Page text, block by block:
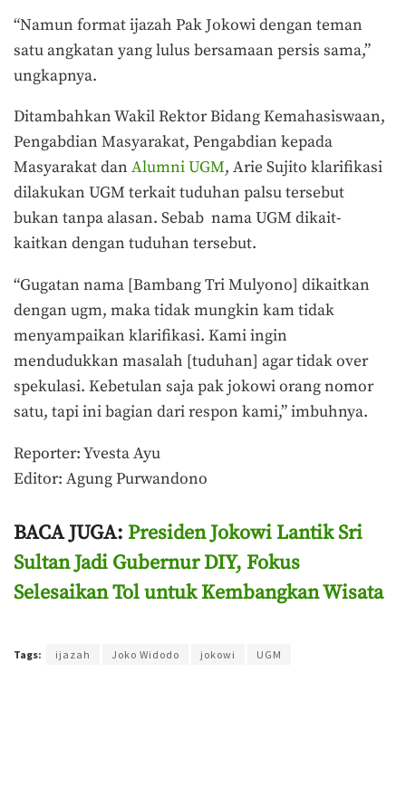
“Namun format ijazah Pak Jokowi dengan teman
satu angkatan yang lulus bersamaan persis sama,”
ungkapnya.
Ditambahkan Wakil Rektor Bidang Kemahasiswaan,
Pengabdian Masyarakat, Pengabdian kepada
Masyarakat dan Alumni UGM, Arie Sujito klarifikasi
dilakukan UGM terkait tuduhan palsu tersebut
bukan tanpa alasan. Sebab nama UGM dikait-
kaitkan dengan tuduhan tersebut.
“Gugatan nama [Bambang Tri Mulyono] dikaitkan
dengan ugm, maka tidak mungkin kam tidak
menyampaikan klarifikasi. Kami ingin
mendudukkan masalah [tuduhan] agar tidak over
spekulasi. Kebetulan saja pak jokowi orang nomor
satu, tapi ini bagian dari respon kami,” imbuhnya.
Reporter: Yvesta Ayu
Editor: Agung Purwandono
BACA JUGA: Presiden Jokowi Lantik Sri
Sultan Jadi Gubernur DIY, Fokus
Selesaikan Tol untuk Kembangkan Wisata
Tags: ijazah Joko Widodo jokowi UGM